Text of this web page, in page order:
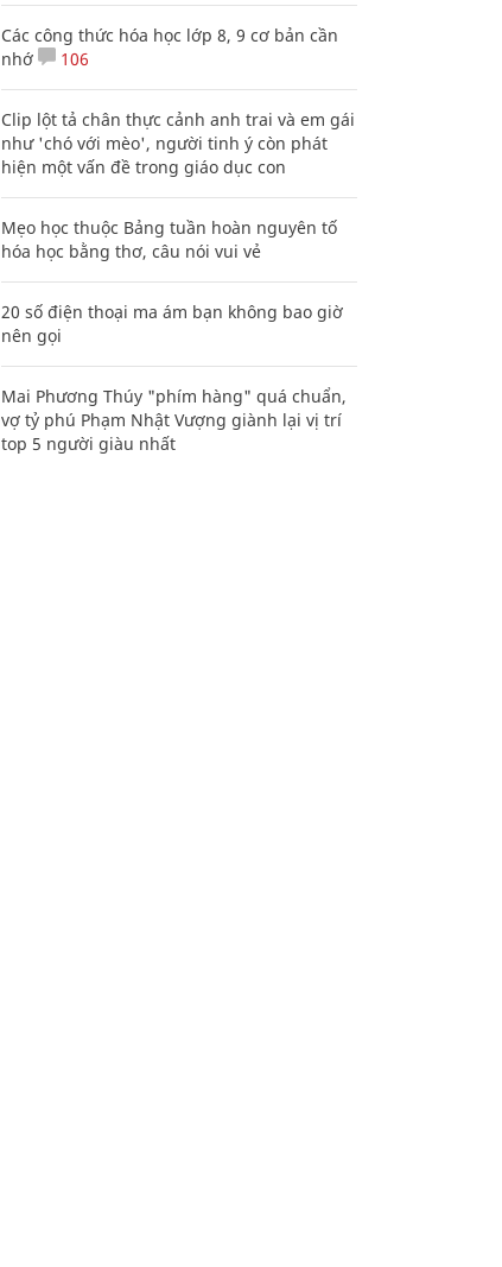
Các công thức hóa học lớp 8, 9 cơ bản cần
nhớ
106
Clip lột tả chân thực cảnh anh trai và em gái
như 'chó với mèo', người tinh ý còn phát
hiện một vấn đề trong giáo dục con
Mẹo học thuộc Bảng tuần hoàn nguyên tố
hóa học bằng thơ, câu nói vui vẻ
20 số điện thoại ma ám bạn không bao giờ
nên gọi
Mai Phương Thúy "phím hàng" quá chuẩn,
vợ tỷ phú Phạm Nhật Vượng giành lại vị trí
top 5 người giàu nhất